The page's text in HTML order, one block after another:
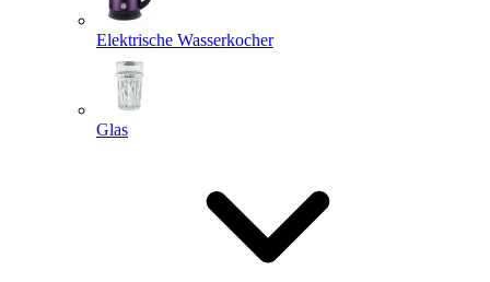
Elektrische Wasserkocher
Glas